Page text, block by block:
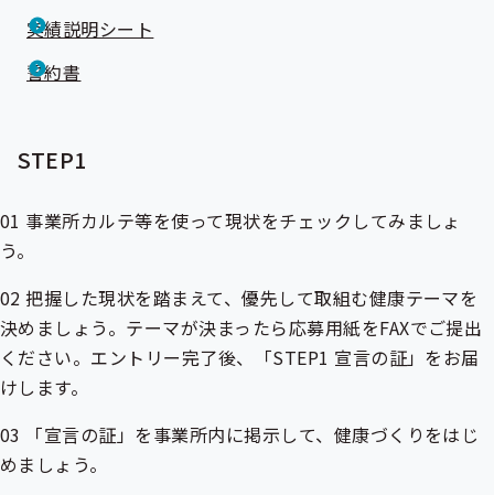
実績説明シート
誓約書
STEP1
01 事業所カルテ等を使って現状をチェックしてみましょ
う。
02 把握した現状を踏まえて、優先して取組む健康テーマを
決めましょう。テーマが決まったら応募用紙をFAXでご提出
ください。エントリー完了後、「STEP1 宣言の証」をお届
けします。
03 「宣言の証」を事業所内に掲示して、健康づくりをはじ
めましょう。